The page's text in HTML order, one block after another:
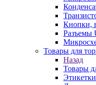
Кнопки,
Разъемы
Товары для
Назад
Товары